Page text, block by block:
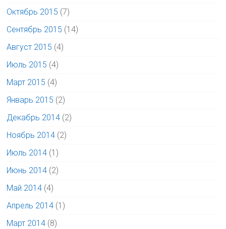
Октябрь 2015 (7)
Сентябрь 2015 (14)
Август 2015 (4)
Июль 2015 (4)
Март 2015 (4)
Январь 2015 (2)
Декабрь 2014 (2)
Ноябрь 2014 (2)
Июль 2014 (1)
Июнь 2014 (2)
Май 2014 (4)
Апрель 2014 (1)
Март 2014 (8)